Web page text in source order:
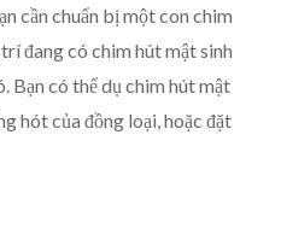
cần chuẩn bị một con chim
đang có chim hút mật sinh
Bạn có thể dụ chim hút mật
hót của đồng loại, hoặc đặt